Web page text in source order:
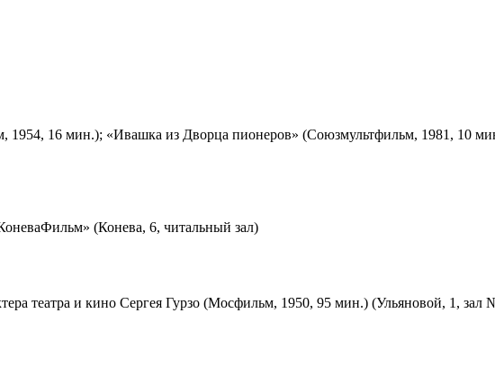
16 мин.); «Ивашка из Дворца пионеров» (Союзмультфильм, 1981, 10
(Конева, 6, читальный зал)
театра и кино Сергея Гурзо (Мосфильм, 1950, 95 мин.) (Ульяновой, 1, зал